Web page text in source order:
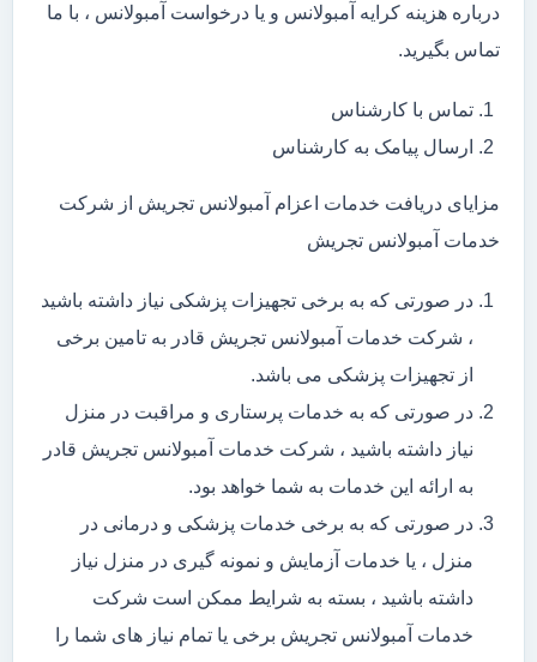
درباره هزینه کرایه آمبولانس و یا درخواست آمبولانس ، با ما
تماس بگیرید.
تماس با کارشناس
ارسال پیامک به کارشناس
مزایای دریافت خدمات اعزام آمبولانس تجریش از شرکت
خدمات آمبولانس تجریش
در صورتی که به برخی تجهیزات پزشکی نیاز داشته باشید
، شرکت خدمات آمبولانس تجریش قادر به تامین برخی
از تجهیزات پزشکی می باشد.
در صورتی که به خدمات پرستاری و مراقبت در منزل
نیاز داشته باشید ، شرکت خدمات آمبولانس تجریش قادر
به ارائه این خدمات به شما خواهد بود.
در صورتی که به برخی خدمات پزشکی و درمانی در
منزل ، یا خدمات آزمایش و نمونه گیری در منزل نیاز
داشته باشید ، بسته به شرایط ممکن است شرکت
خدمات آمبولانس تجریش برخی یا تمام نیاز های شما را